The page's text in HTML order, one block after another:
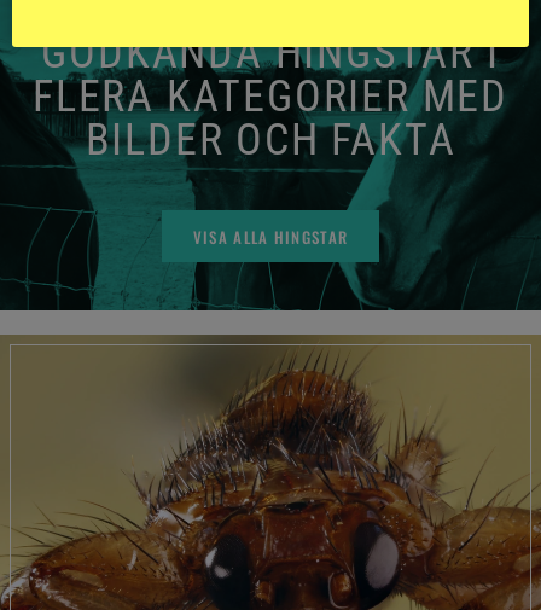
GODKÄNDA HINGSTAR I
FLERA KATEGORIER MED
BILDER OCH FAKTA
VISA ALLA HINGSTAR